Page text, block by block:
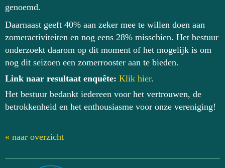
genoemd.
Daarnaast geeft 40% aan zeker mee te willen doen aan
zomeractiviteiten en nog eens 28% misschien. Het bestuur
onderzoekt daarom op dit moment of het mogelijk is om
nog dit seizoen een zomerrooster aan te bieden.
Link naar resultaat enquête: Klik hier.
Het bestuur bedankt iedereen voor het vertrouwen, de
betrokkenheid en het enthousiasme voor onze vereniging!
« naar overzicht